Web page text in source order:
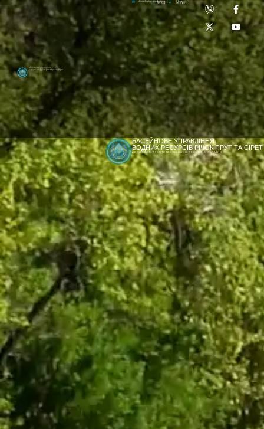
[newyear_garland]
Басейнове управління
водних ресурсів річок Прут та Сірет
Лабораторія:
(0372) 53-92-00
dpbuvr@dpbuvr.gov.uaПриймальня:
(0372) 51-14-56
БАСЕЙНОВЕ УПРАВЛІННЯ
ВОДНИХ РЕСУРСІВ РІЧОК ПРУТ ТА СІРЕТ
ДЕРЖАВНЕ АГЕНТСТВО ВОДНИХ РЕСУРСІВ УКРАЇНИ